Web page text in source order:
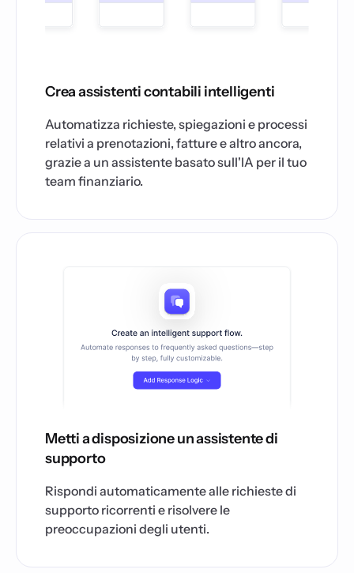
Crea assistenti contabili intelligenti
Automatizza richieste, spiegazioni e processi
relativi a prenotazioni, fatture e altro ancora,
grazie a un assistente basato sull'IA per il tuo
team finanziario.
Metti a disposizione un assistente di
supporto
Rispondi automaticamente alle richieste di
supporto ricorrenti e risolvere le
preoccupazioni degli utenti.